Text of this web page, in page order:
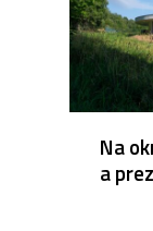
Na
a